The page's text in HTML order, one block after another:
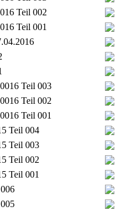
Teil 002
Teil 001
Teil 003
Teil 002
Teil 001
Teil 004
Teil 003
Teil 002
Teil 001